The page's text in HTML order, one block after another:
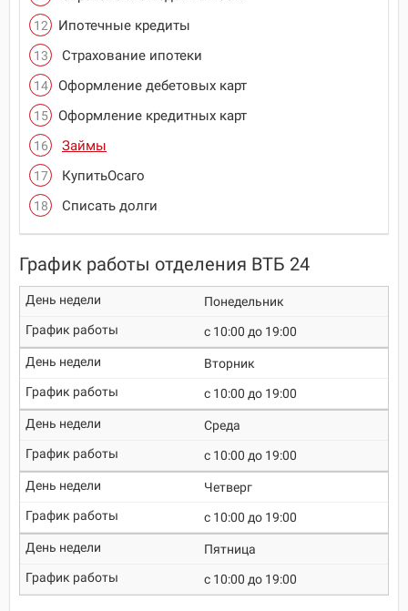
Ипотечные кредиты
Страхование ипотеки
Оформление дебетовых карт
Оформление кредитных карт
Займы
КупитьОсаго
Списать долги
График работы отделения ВТБ 24
Понедельник
c 10:00 до 19:00
Вторник
c 10:00 до 19:00
Среда
c 10:00 до 19:00
Четверг
c 10:00 до 19:00
Пятница
c 10:00 до 19:00